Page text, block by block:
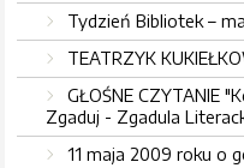
Tydzień Bibliotek –
TEATRZYK
GŁOŚNE CZYTANIE
Zgaduj - Zgadula
11 maja 2009 roku o